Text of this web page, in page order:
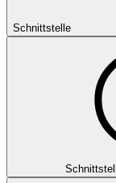
Schnittstelle